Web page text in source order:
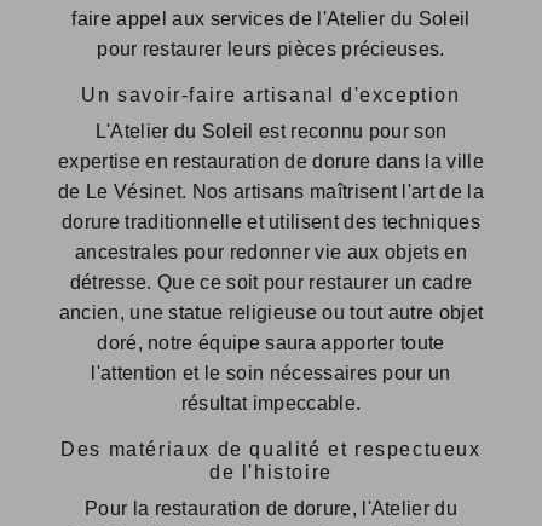
faire appel aux services de l'Atelier du Soleil
pour restaurer leurs pièces précieuses.
Un savoir-faire artisanal d'exception
L'Atelier du Soleil est reconnu pour son
expertise en restauration de dorure dans la ville
de Le Vésinet. Nos artisans maîtrisent l'art de la
dorure traditionnelle et utilisent des techniques
ancestrales pour redonner vie aux objets en
détresse. Que ce soit pour restaurer un cadre
ancien, une statue religieuse ou tout autre objet
doré, notre équipe saura apporter toute
l'attention et le soin nécessaires pour un
résultat impeccable.
Des matériaux de qualité et respectueux
de l'histoire
Pour la restauration de dorure, l'Atelier du